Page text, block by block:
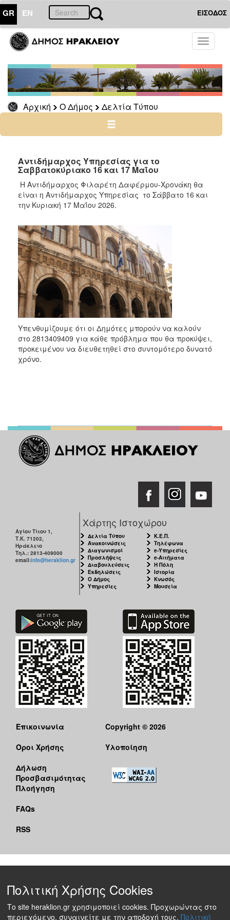
GR EN ΕΙΣΟΔΟΣ
Toggle
Αρχική Ο Δήμος Δελτία Τύπου
ΔΗΜΟΣ
Δελτία
Τύπου
Αρχείο
ΠΟΛΙΤΙΣΜΟΣ
ΑΝΘΕΚΤΙΚΗ
Αντιδήμαρχος Υπηρεσίας για το
Σαββατοκύριακο 16 και 17 Μαΐου
Η Αντιδήμαρχος Φιλαρέτη Δαφέρμου-Χρονάκη θα
είναι η Αντιδήμαρχος Υπηρεσίας το Σάββατο 16 και
την Κυριακή 17 Μαΐου 2026.
Υπενθυμίζουμε ότι οι Δημότες μπορούν να καλούν
στο 2813409409 για κάθε πρόβλημα που θα προκύψει,
προκειμένου να διευθετηθεί στο συντομότερο δυνατό
χρόνο.
Αγίου Τίτου 1,
Τ.Κ. 71202,
Ηράκλειο
Τηλ.: 2813-409000
email:info@heraklion.gr
Χάρτης Ιστοχώρου
Δελτία Τύπου
Ανακοινώσεις
Διαγωνισμοί
Προσλήψεις
Διαβουλεύσεις
Εκδηλώσεις
Ο Δήμος
Υπηρεσίες
Κ.Ε.Π.
Τηλέφωνα
e-Υπηρεσίες
e-Αιτήματα
Η Πόλη
Ιστορία
Κνωσός
Μουσεία
Επικοινωνία
Όροι Χρήσης
Δήλωση
Προσβασιμότητας
Πλοήγηση
FAQs
RSS
Copyright © 2026
Υλοποίηση
Πολιτική Χρήσης Cookies
Το site heraklion.gr χρησιμοποιεί cookies. Προχωρώντας στο
περιεχόμενο, συναινείτε με την αποδοχή τους. Πολιτική